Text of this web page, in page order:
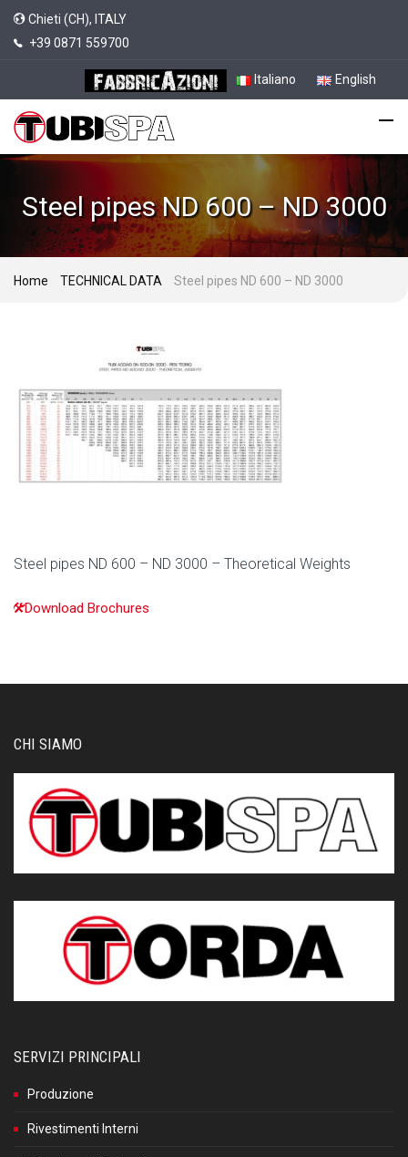
Chieti (CH), ITALY
+39 0871 559700
Italiano English
Steel pipes ND 600 – ND 3000
Home TECHNICAL DATA Steel pipes ND 600 – ND 3000
Steel pipes ND 600 – ND 3000 – Theoretical Weights
Download Brochures
CHI SIAMO
SERVIZI PRINCIPALI
Produzione
Rivestimenti Interni